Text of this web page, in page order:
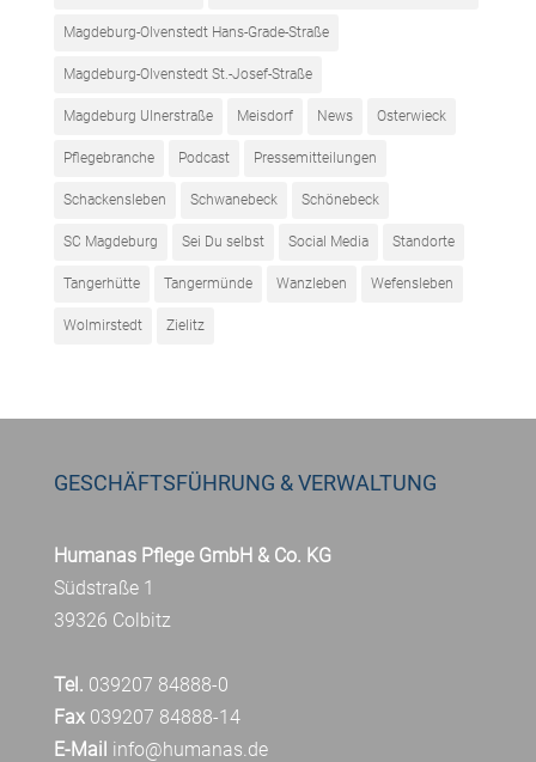
Magdeburg-Olvenstedt Hans-Grade-Straße
Magdeburg-Olvenstedt St.-Josef-Straße
Magdeburg Ulnerstraße Meisdorf News Osterwieck
Pflegebranche Podcast Pressemitteilungen
Schackensleben Schwanebeck Schönebeck
SC Magdeburg Sei Du selbst Social Media Standorte
Tangerhütte Tangermünde Wanzleben Wefensleben
Wolmirstedt Zielitz
GESCHÄFTSFÜHRUNG & VERWALTUNG
Humanas Pflege GmbH & Co. KG
Südstraße 1
39326 Colbitz
Tel. 039207 84888-0
Fax039207 84888-14
E-Mail info@humanas.de